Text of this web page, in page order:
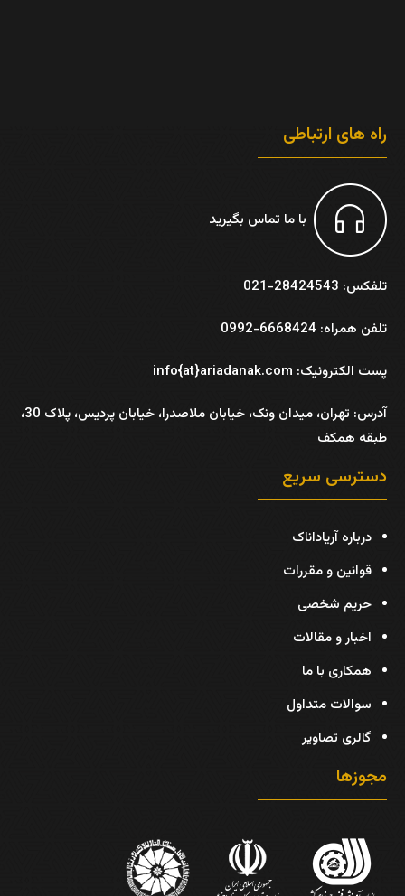
راه های ارتباطی
با ما تماس بگیرید
تلفکس: 28424543-021
تلفن همراه: 6668424-0992
پست الکترونیک: info{at}ariadanak.com
آدرس:
تهران، میدان ونک، خیابان ملاصدرا، خیابان پردیس، پلاک 30،
طبقه همکف
دسترسی سریع
درباره آریاداناک
قوانین و مقررات
حریم شخصی
اخبار و مقالات
همکاری با ما
سوالات متداول
گالری تصاویر
مجوزها